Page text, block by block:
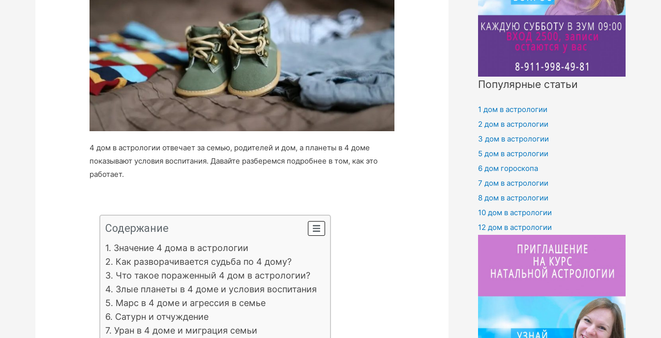
4 дом в астрологии отвечает за семью, родителей и дом, а планеты в 4 доме
показывают условия воспитания. Давайте разберемся подробнее в том, как это
работает.
Содержание
1. Значение 4 дома в астрологии
2. Как разворачивается судьба по 4 дому?
3. Что такое пораженный 4 дом в астрологии?
4. Злые планеты в 4 доме и условия воспитания
5. Марс в 4 доме и агрессия в семье
6. Сатурн и отчуждение
7. Уран в 4 доме и миграция семьи
Популярные статьи
1 дом в астрологии
2 дом в астрологии
3 дом в астрологии
5 дом в астрологии
6 дом гороскопа
7 дом в астрологии
8 дом в астрологии
10 дом в астрологии
12 дом в астрологии